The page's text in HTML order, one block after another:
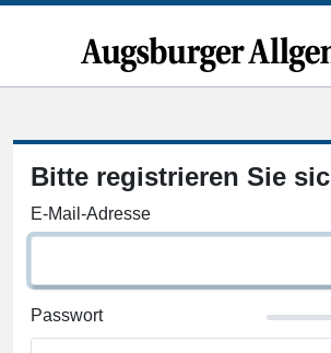
Bitte registrieren Sie
E-Mail-Adresse
Passwort